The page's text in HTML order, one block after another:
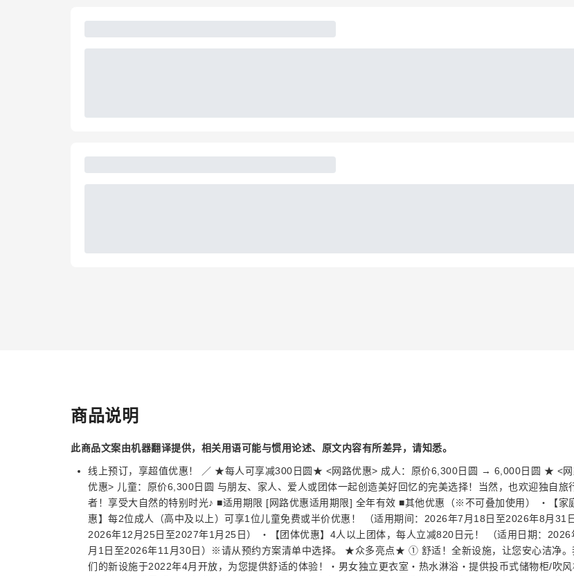
商品说明
此商品文案由机器翻译提供，相关用语可能与惯用论述、原文内容有所差异，请知悉。
线上预订，享超值优惠！ ／ ★每人可享减300日圆★ <网路优惠> 成人：原价6,300日圆 → 6,000日圆 ★ <
优惠> 儿童：原价6,300日圆 与朋友、家人、爱人或团体一起创造美好回忆的完美选择！当然，也欢迎独自旅
者！享受大自然的特别时光♪ ■适用期限 [网路优惠适用期限] 全年有效 ■其他优惠（※不可叠加使用） ・【家
惠】每2位成人（高中及以上）可享1位儿童免费或半价优惠！ （适用期间：2026年7月18日至2026年8月31日
2026年12月25日至2027年1月25日） ・【团体优惠】4人以上团体，每人立减820日元！ （适用日期：2026
月1日至2026年11月30日）※请从预约方案清单中选择。 ★众多亮点★ ① 舒适！全新设施，让您安心洁净。
们的新设施于2022年4月开放，为您提供舒适的体验！・男女独立更衣室・热水淋浴・提供投币式储物柜/吹